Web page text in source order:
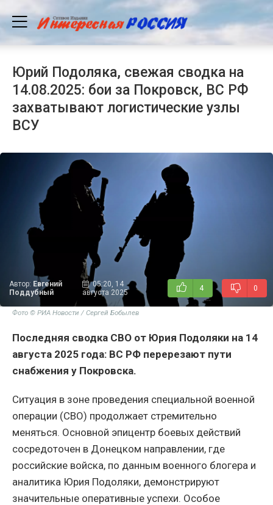
Юрий Подоляка, свежая сводка на
14.08.2025: бои за Покровск, ВС РФ
захватывают логистические узлы
ВСУ
Автор: Евгений
Поддубный
05:20, 14
августа 2025
4 0
Фото © РИА Новости / Сергей Бобылев
Последняя сводка СВО от Юрия Подоляки на 14
августа 2025 года: ВС РФ перерезают пути
снабжения у Покровска.
Ситуация в зоне проведения специальной военной
операции (СВО) продолжает стремительно
меняться. Основной эпицентр боевых действий
сосредоточен в Донецком направлении, где
российские войска, по данным военного блогера и
аналитика Юрия Подоляки, демонстрируют
значительные оперативные успехи. Особое